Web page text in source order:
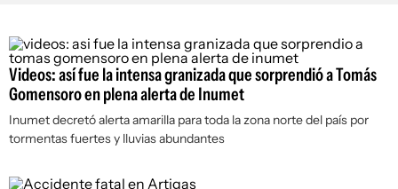
Videos: así fue la intensa granizada que sorprendió a Tomás
Gomensoro en plena alerta de Inumet
Inumet decretó alerta amarilla para toda la zona norte del país por
tormentas fuertes y lluvias abundantes